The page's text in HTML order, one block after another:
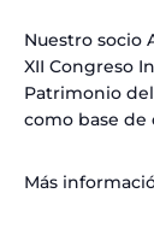
Nuestro socio
XII Congreso
Patrimonio
como base de
Más